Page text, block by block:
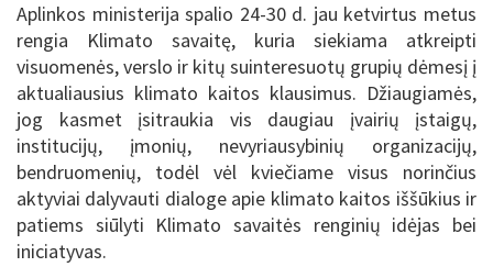
Aplinkos ministerija spalio 24-30 d. jau ketvirtus metus
rengia Klimato savaitę, kuria siekiama atkreipti
visuomenės, verslo ir kitų suinteresuotų grupių dėmesį į
aktualiausius klimato kaitos klausimus. Džiaugiamės,
jog kasmet įsitraukia vis daugiau įvairių įstaigų,
institucijų, įmonių, nevyriausybinių organizacijų,
bendruomenių, todėl vėl kviečiame visus norinčius
aktyviai dalyvauti dialoge apie klimato kaitos iššūkius ir
patiems siūlyti Klimato savaitės renginių idėjas bei
iniciatyvas.